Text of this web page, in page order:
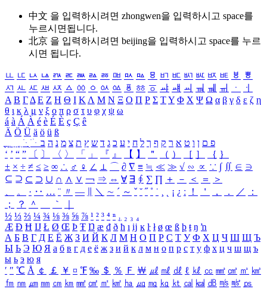
中文 을 입력하시려면 zhongwen을 입력하시고 space를
누르시면됩니다.
北京 을 입력하시려면 beijing을 입력하시고 space를 누르
시면 됩니다.
ㅥ ㅦ ㅧ ㅨ ㅩ ㅪ ㅫ ㅬ ㅭ ㅮ ㅯ ㅰ ㅱ ㅲ ㅳ ㅴ ㅵ ㅶ ㅷ ㅸ
ㅹ
ㅺ ㅻ ㅼ ㅽ ㅾ ㅿ ㆀ ㆁ ㆂ ㆃ ㆄ ㆅ ㆆ ㆇ ㆈ ㆉ ㆊ ㆋ ㆌ ㆍ
ㆎ
Α Β ΓΔ Ε Ζ Η Θ Ι ΚΛ Μ Ν Ξ Ο Π Ρ Σ ΤΥ Φ Χ Ψ Ω α β γ δ ε ζ η
θ ι κ λ μ ν ξ ο π ρ σ τ υ φ χ ψ ω
á à Á À é è É È ç Ç ê
Ä Ö Ü ä ö ü ß
ִֶֹ ֻּ ׁׂ פ ם ן ו ט א ר ק ף ך ל ח י ע כ ג ד ש ץ ת צ מ נ ה ב
‘ ’ “ ” 〔 〕 〈 〉 「 」 『 』 【 】 ＂ （ ） ［ ］ ｛ ｝
± × ÷ ≠ ≤ ≥ ∞ ∴ ♂ ♀ ∠ ⊥ ⌒ ∂ ∇ ≡ ≒ ≪ ≫ √ ∽ ∝ ∵ ∫ ∬ ∈ ∋
⊆ ⊇ ⊂ ⊃ ∪ ∩ ∧ ∨ ￢ ⇒ ⇔ ∀ ∃ ∮ ∑ ∏ ＋ － ＜ ＝
＞
、
。 · ‥ … ¨ 〃 ― ＼ ∼ ´ ～ ˇ ˘ ˝ ˚ ˙ ¸ ¡ ¿ ː ！ ＇ ， ． ／
：
；
？ ＾ ｀
½ ⅓ ⅔ ¼ ¾ ⅛ ⅜ ⅝ ⅞ ¹ ² ³ ⁴ ⁿ ₁ ₂ ₃ ₄
Æ Ð Ħ Ĳ Ł Ø Œ Þ Ŧ Ŋ æ đ ð ħ ı ĳ ĸ ŀ ł ø œ ß þ ŧ ŋ ŉ
А Б В Г Д Е Ё Ж З И Й К Л М Н О П Р С Т У Ф Х Ц Ч Ш Щ Ъ
Ы Ь Э Ю Я а б в г д е ё ж з и й к л м н о п р с т у ф х ц ч ш щ ъ
ы ь э ю я
′ ″ ℃ Å ￠ ￡ ￥ ¤ ℉ ‰ ＄ ％ Ｆ ￦ ㎕ ㎖ ㎗ ℓ ㎘ ㏄ ㎣ ㎤ ㎥ ㎦
㎙ ㎚ ㎛ ㎜ ㎝ ㎞ ㎟ ㎠ ㎡ ㎢ ㏊ ㎍ ㎎ ㎏ ㏏ ㎈ ㎉ ㏈ ㎧ ㎨ ㎰